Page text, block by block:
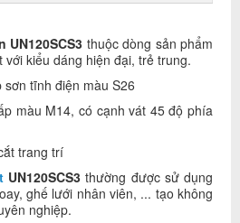
UN120SCS3 thuộc dòng sản phẩm
với kiểu dáng hiện đại, trẻ trung.
tĩnh điện màu S26
màu M14, có cạnh vát 45 độ phía
trang trí
UN120SCS3 thường được sử dụng
ghế lưới nhân viên, ... tạo không
nghiệp.